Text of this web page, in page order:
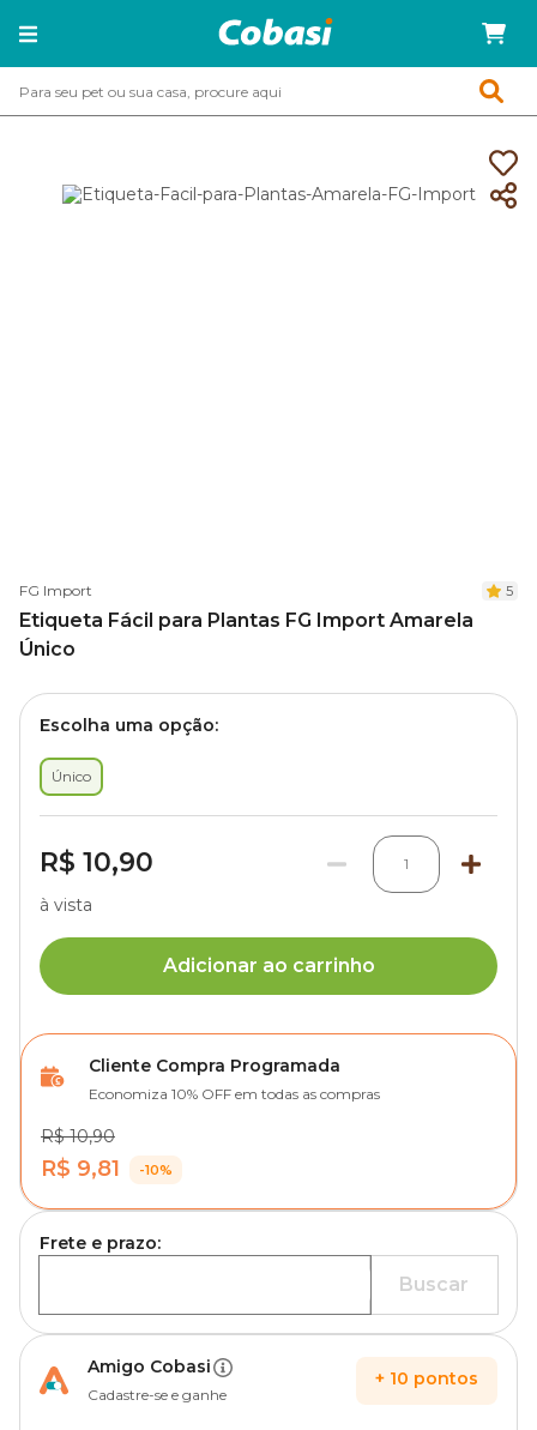
FG Import 5
Etiqueta Fácil para Plantas FG Import Amarela
Único
Escolha uma opção:
Único
R$ 10,90 1
à vista
Adicionar ao carrinho
Cliente Compra Programada
Economiza 10% OFF em todas as compras
R$ 10,90
R$ 9,81 -10%
Frete e prazo:
Buscar
Amigo Cobasi
Cadastre-se e ganhe
+ 10 pontos